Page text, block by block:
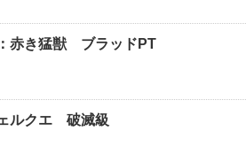
赤き猛獣 ブラッドPT
ルクエ 破滅級